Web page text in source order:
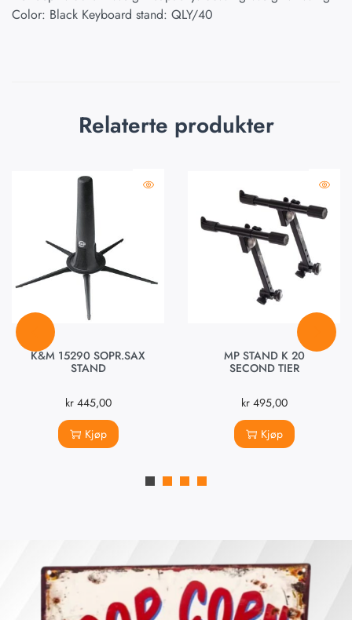
Color: Black Keyboard stand: QLY/40
Relaterte produkter
K&M 15290 SOPR.SAX
STAND
kr445,00
Kjøp
MP STAND K 20
SECOND TIER
kr495,00
Kjøp